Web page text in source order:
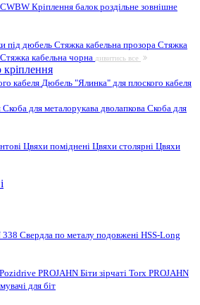
CWBW Кріплення балок роздільне зовнішне
під дюбель Стяжка кабельна прозора Стяжка
Стяжка кабельна чорна дивитись все
кріплення
кабеля Дюбель "Ялинка" для плоского кабеля
Скоба для металорукава дволапкова Скоба для
Цвяхи поміднені Цвяхи столярні Цвяхи
338 Свердла по металу подовжені HSS-Long
PROJAHN Біти зірчаті Torx PROJAHN
для біт